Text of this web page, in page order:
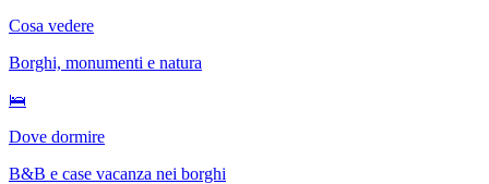
Cosa vedere
Borghi, monumenti e natura
🛌
Dove dormire
B&B e case vacanza nei borghi